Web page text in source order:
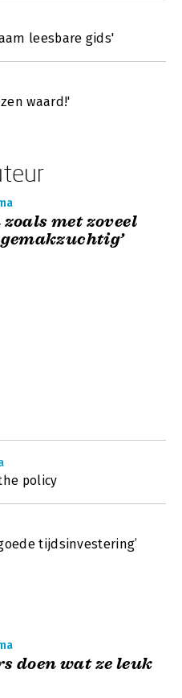
leesbare gids'
waard!'
zoals met zoveel
policy
tijdsinvestering’
doen wat ze leuk